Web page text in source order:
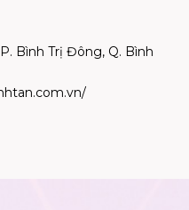
Bình Trị Đông, Q. Bình